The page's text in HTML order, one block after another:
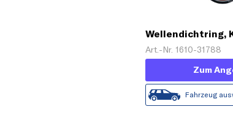
Wellendichtring,
Art.-Nr. 1610-31788
Zum
Fahrzeug